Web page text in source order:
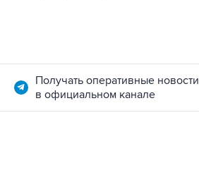
Получать оперативные новости
в официальном канале